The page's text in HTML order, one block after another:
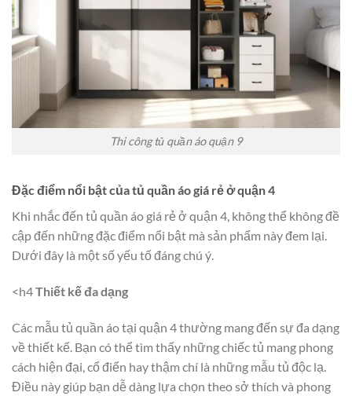
Thi công tủ quần áo quận 9
Đặc điểm nổi bật của tủ quần áo giá rẻ ở quận 4
Khi nhắc đến tủ quần áo giá rẻ ở quận 4, không thể không đề
cập đến những đặc điểm nổi bật mà sản phẩm này đem lại.
Dưới đây là một số yếu tố đáng chú ý.
<h4Thiết kế đa dạng
Các mẫu tủ quần áo tại quận 4 thường mang đến sự đa dạng
về thiết kế. Bạn có thể tìm thấy những chiếc tủ mang phong
cách hiện đại, cổ điển hay thậm chí là những mẫu tủ độc lạ.
Điều này giúp bạn dễ dàng lựa chọn theo sở thích và phong